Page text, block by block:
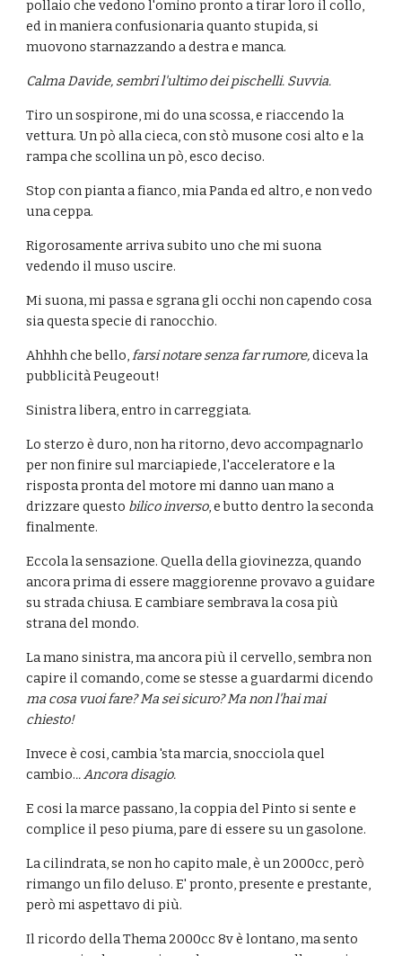
pollaio che vedono l'omino pronto a tirar loro il collo,
ed in maniera confusionaria quanto stupida, si
muovono starnazzando a destra e manca.
Calma Davide, sembri l'ultimo dei pischelli. Suvvia.
Tiro un sospirone, mi do una scossa, e riaccendo la
vettura. Un pò alla cieca, con stò musone cosi alto e la
rampa che scollina un pò, esco deciso.
Stop con pianta a fianco, mia Panda ed altro, e non vedo
una ceppa.
Rigorosamente arriva subito uno che mi suona
vedendo il muso uscire.
Mi suona, mi passa e sgrana gli occhi non capendo cosa
sia questa specie di ranocchio.
Ahhhh che bello, farsi notare senza far rumore, diceva la
pubblicità Peugeout!
Sinistra libera, entro in carreggiata.
Lo sterzo è duro, non ha ritorno, devo accompagnarlo
per non finire sul marciapiede, l'acceleratore e la
risposta pronta del motore mi danno uan mano a
drizzare questo bilico inverso, e butto dentro la seconda
finalmente.
Eccola la sensazione. Quella della giovinezza, quando
ancora prima di essere maggiorenne provavo a guidare
su strada chiusa. E cambiare sembrava la cosa più
strana del mondo.
La mano sinistra, ma ancora più il cervello, sembra non
ma cosa vuoi fare? Ma sei sicuro? Ma non l'hai mai
chiesto!
Invece è cosi, cambia 'sta marcia, snocciola quel
cambio... Ancora disagio.
E cosi la marce passano, la coppia del Pinto si sente e
complice il peso piuma, pare di essere su un gasolone.
La cilindrata, se non ho capito male, è un 2000cc, però
rimango un filo deluso. E' pronto, presente e prestante,
però mi aspettavo di più.
Il ricordo della Thema 2000cc 8v è lontano, ma sento